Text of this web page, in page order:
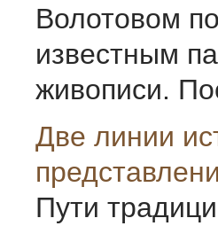
Волотовом
известным
живописи.
Две линии
Пути